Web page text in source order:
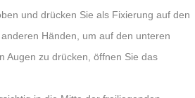
und drücken Sie als Fixierung auf den
Händen, um auf den unteren
Augen zu drücken, öffnen Sie das